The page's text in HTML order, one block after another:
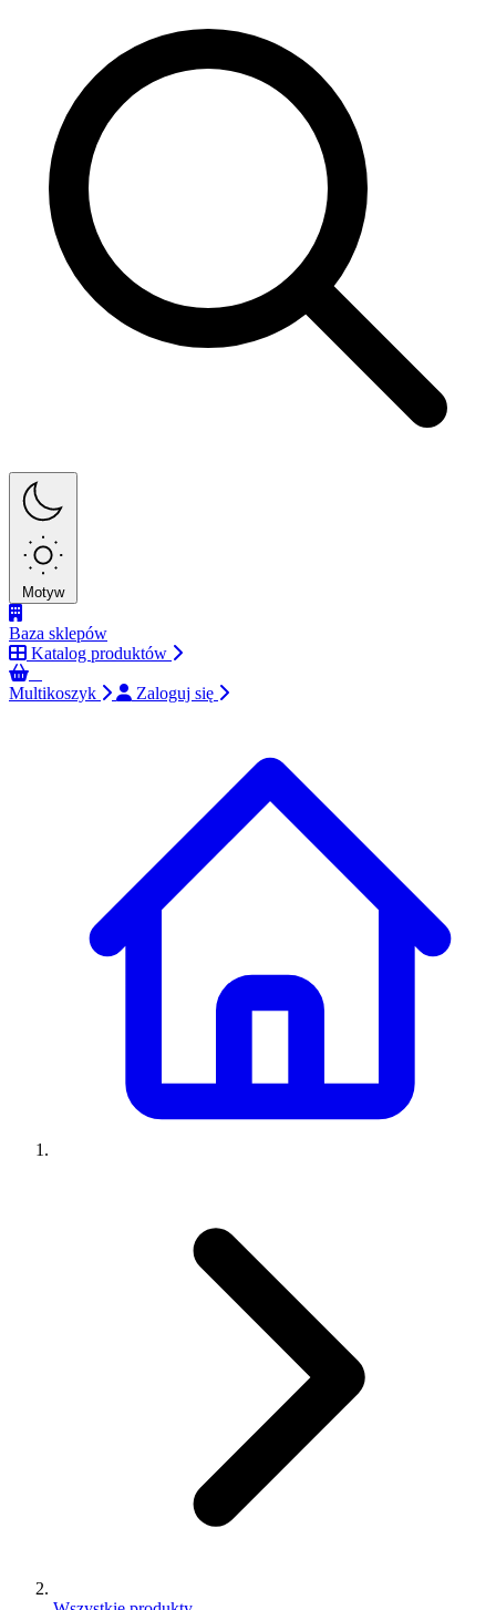
Motyw
Baza sklepów
Katalog produktów
Multikoszyk
Zaloguj się